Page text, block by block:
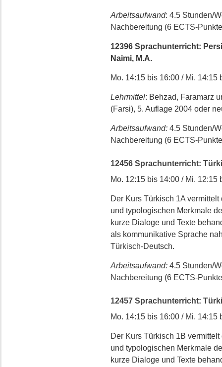
Arbeitsaufwand: 4.5 Stunden/
Nachbereitung (6 ECTS-
12396 Sprachunterricht:
Naimi, M.A.
Mo. 14:15 bis 16:00 / Mi.
Lehrmittel: Behzad, Faramarz
(Farsi), 5. Auflage 2004 oder
Arbeitsaufwand:4.5 Stunden/
Nachbereitung (6 ECTS-
12456 Sprachunterricht:
Mo. 12:15 bis 14:00 / Mi.
Der Kurs Türkisch 1A
und typologischen Merkmale
kurze Dialoge und Texte
als kommunikative Sprache
Türkisch-Deutsch.
Arbeitsaufwand:4.5 Stunden/
Nachbereitung (6 ECTS-
12457 Sprachunterricht:
Mo. 14:15 bis 16:00 / Mi.
Der Kurs Türkisch 1B
und typologischen Merkmale
kurze Dialoge und Texte